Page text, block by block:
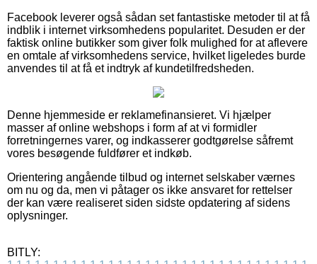
Facebook leverer også sådan set fantastiske metoder til at få
indblik i internet virksomhedens popularitet. Desuden er der
faktisk online butikker som giver folk mulighed for at aflevere
en omtale af virksomhedens service, hvilket ligeledes burde
anvendes til at få et indtryk af kundetilfredsheden.
Denne hjemmeside er reklamefinansieret. Vi hjælper
masser af online webshops i form af at vi formidler
forretningernes varer, og indkasserer godtgørelse såfremt
vores besøgende fuldfører et indkøb.
Orientering angående tilbud og internet selskaber værnes
om nu og da, men vi påtager os ikke ansvaret for rettelser
der kan være realiseret siden sidste opdatering af sidens
oplysninger.
BITLY: